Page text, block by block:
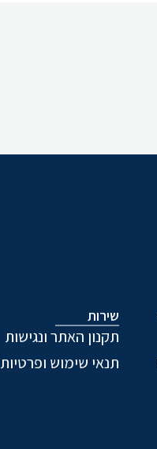
שירות
תקנון האתר ונגישות
תנאי שימוש ופרטיות